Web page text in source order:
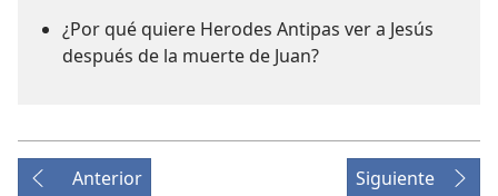
¿Por qué quiere Herodes Antipas ver a Jesús
después de la muerte de Juan?
Anterior Siguiente